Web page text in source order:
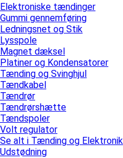
Elektroniske tændinger
Gummi gennemføring
Ledningsnet og Stik
Lysspole
Magnet dæksel
Platiner og Kondensatorer
Tænding og Svinghjul
Tændkabel
Tændrør
Tændrørshætte
Tændspoler
Volt regulator
Se alt i Tænding og Elektronik
Udstødning